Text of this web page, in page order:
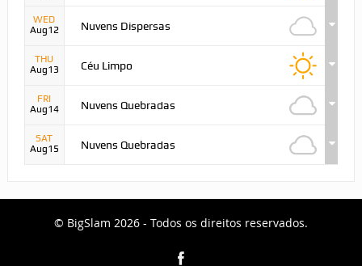
WED
Aug12
Nuvens Dispersas
THU
Aug13
Céu Limpo
FRI
Aug14
Nuvens Quebradas
SAT
Aug15
Nuvens Quebradas
© BigSlam 2026 - Todos os direitos reservados.